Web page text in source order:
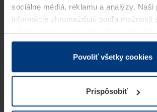
sociálne médiá, reklamu a analýzy. Naši
informácie zhromažďujú podľa možnosti
v rámci Vášho využívania služieb.
Z právneho hľadiska môžeme cookies
prevádzku tejto stránky. Pre všetky
potrebujeme Vaše povolenie. Vaše
kedykoľvek zmeniť alebo odvolať vo
Povoliť všetky cookies
Prispôsobiť